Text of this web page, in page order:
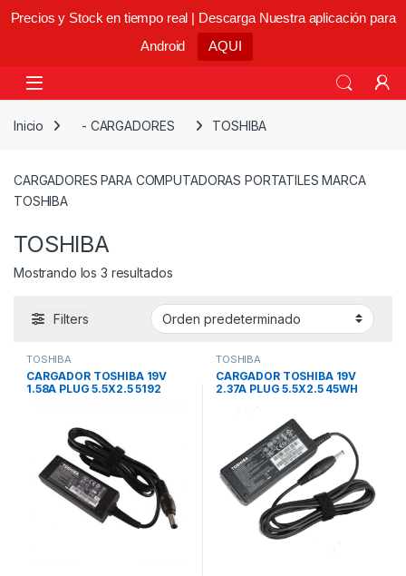
Precios y Stock en tiempo real | Descarga Nuestra aplicación para
Android
AQUI
Skip to navigation
Skip to content
Open
Inicio - CARGADORES TOSHIBA
CARGADORES PARA COMPUTADORAS PORTATILES MARCA
TOSHIBA
TOSHIBA
Mostrando los 3 resultados
Filters
TOSHIBA
CARGADOR TOSHIBA 19V
1.58A PLUG 5.5X2.5 5192
TOSHIBA
CARGADOR TOSHIBA 19V
2.37A PLUG 5.5X2.5 45WH